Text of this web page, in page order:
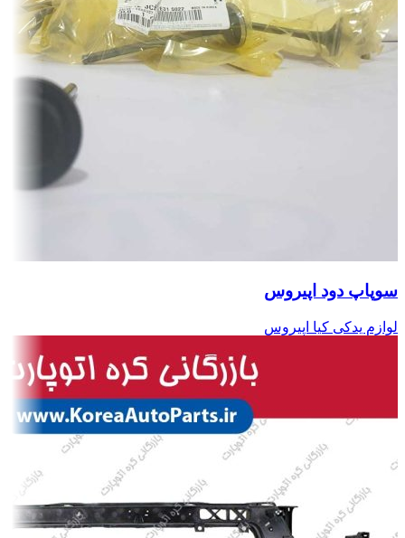
سوپاپ دود اپیروس
لوازم یدکی کیا اپیروس